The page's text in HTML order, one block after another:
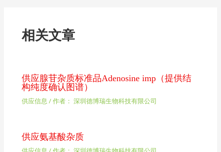
相关文章
供应腺苷杂质标准品Adenosine imp（提供结
构纯度确认图谱）
供应信息 / 作者： 深圳德博瑞生物科技有限公司
供应氨基酸杂质